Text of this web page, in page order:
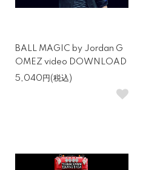
BALL MAGIC by Jordan G
OMEZ video DOWNLOAD
5,040円(税込)